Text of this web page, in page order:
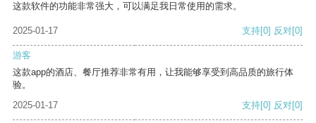
这款软件的功能非常强大，可以满足我日常使用的需求。
2025-01-17 支持[0] 反对[0]
游客
这款app的酒店、餐厅推荐非常有用，让我能够享受到高品质的旅行体
验。
2025-01-17
支持[0] 反对[0]